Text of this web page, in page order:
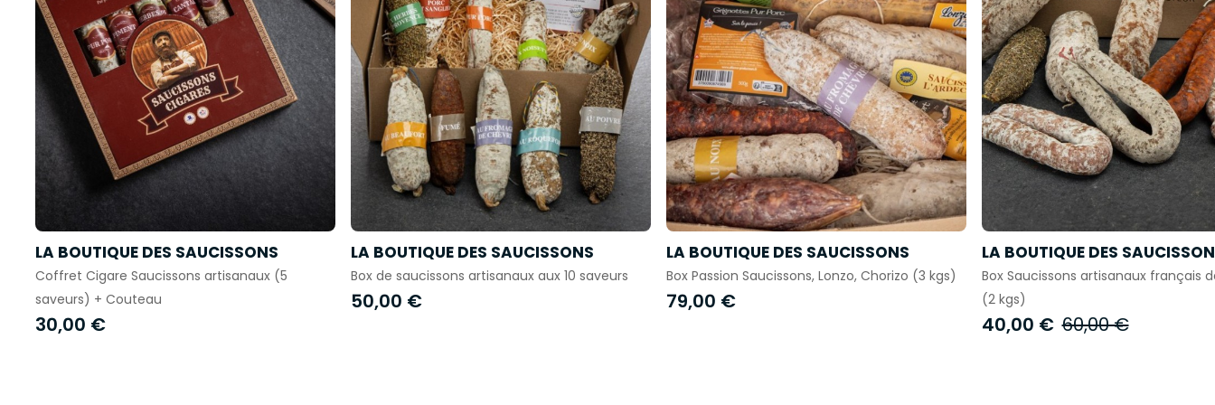
LA BOUTIQUE DES SAUCISSONS
Coffret Cigare Saucissons artisanaux (5
saveurs) + Couteau
30,00 €
LA BOUTIQUE DES SAUCISSONS
Box de saucissons artisanaux aux 10 saveurs
50,00 €
LA BOUTIQUE DES SAUCISSONS
Box Passion Saucissons, Lonzo, Chorizo (3 kgs)
79,00 €
LA BOUTIQUE DES
Box Saucissons artisanaux français
(2 kgs)
40,00 € 60,00 €